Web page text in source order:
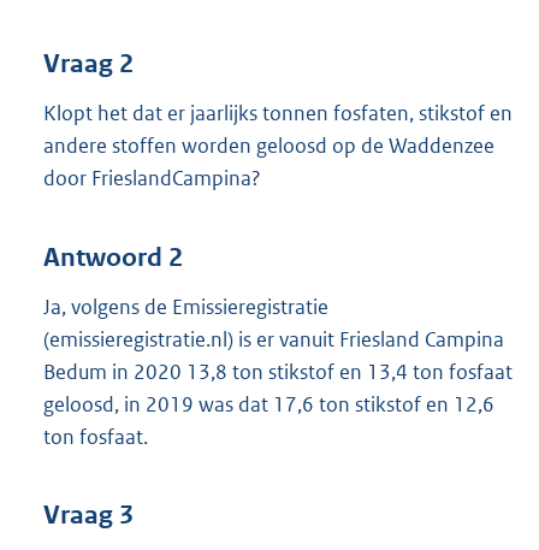
Vraag 2
Klopt het dat er jaarlijks tonnen fosfaten, stikstof en
andere stoffen worden geloosd op de Waddenzee
door FrieslandCampina?
Antwoord 2
Ja, volgens de Emissieregistratie
(emissieregistratie.nl) is er vanuit Friesland Campina
Bedum in 2020 13,8 ton stikstof en 13,4 ton fosfaat
geloosd, in 2019 was dat 17,6 ton stikstof en 12,6
ton fosfaat.
Vraag 3